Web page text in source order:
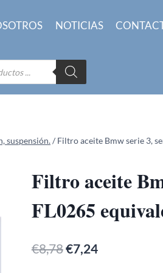
NOTICIAS
suspensión./ Filtro aceite Bmw serie 3,
Filtro aceite
FL0265
€8,78El
€7,24El